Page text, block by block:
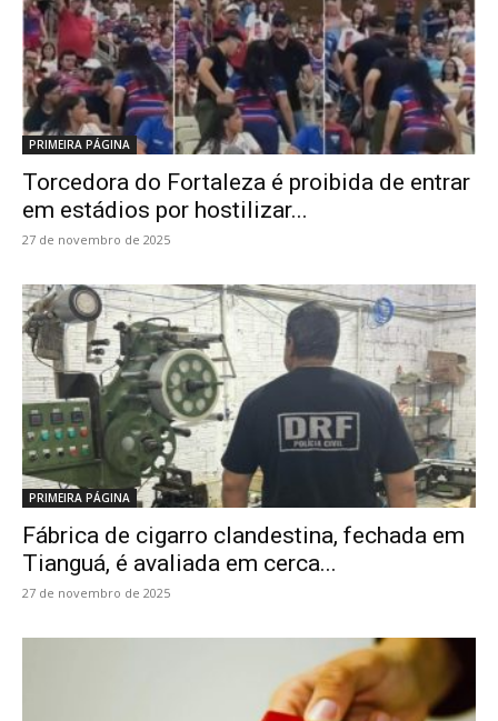
PRIMEIRA PÁGINA
Torcedora do Fortaleza é proibida de entrar
em estádios por hostilizar...
27 de novembro de 2025
PRIMEIRA PÁGINA
Fábrica de cigarro clandestina, fechada em
Tianguá, é avaliada em cerca...
27 de novembro de 2025